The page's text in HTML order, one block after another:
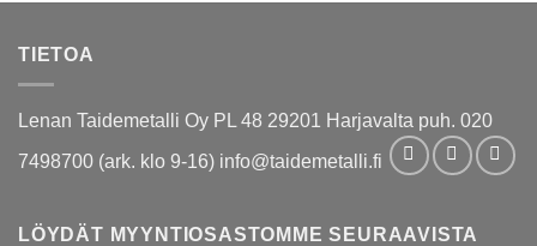
TIETOA
Lenan Taidemetalli Oy PL 48 29201 Harjavalta puh. 020
7498700 (ark. klo 9-16) info@taidemetalli.fi
LÖYDÄT MYYNTIOSASTOMME SEURAAVISTA